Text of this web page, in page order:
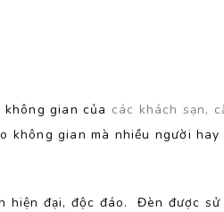
gian của các khách sạn,
không gian mà nhiều người
hiện đại, độc đáo. Đèn được